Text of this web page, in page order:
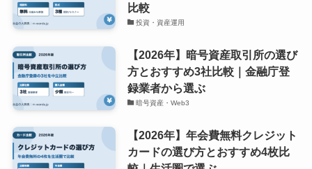
比較
投資・資産運用
【2026年】暗号資産取引所の選び
方とおすすめ3社比較｜金融庁登
録業者から選ぶ
暗号資産・Web3
【2026年】年会費無料クレジット
カードの選び方とおすすめ4枚比